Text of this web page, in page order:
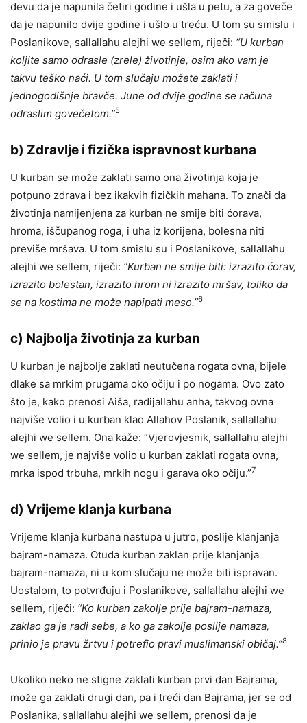
devu da je napunila četiri godine i ušla u petu, a za goveče
da je napunilo dvije godine i ušlo u treću. U tom su smislu i
Poslanikove, sallallahu alejhi we sellem, riječi: “U kurban
koljite samo odrasle (zrele) životinje, osim ako vam je
takvu teško naći. U tom slučaju možete zaklati i
jednogodišnje bravče. June od dvije godine se računa
odraslim govečetom.”5
b) Zdravlje i fizička ispravnost kurbana
U kurban se može zaklati samo ona životinja koja je
potpuno zdrava i bez ikakvih fizičkih mahana. To znači da
životinja namijenjena za kurban ne smije biti ćorava,
hroma, iščupanog roga, i uha iz korijena, bolesna niti
previše mršava. U tom smislu su i Poslanikove, sallallahu
alejhi we sellem, riječi: “Kurban ne smije biti: izrazito ćorav,
izrazito bolestan, izrazito hrom ni izrazito mršav, toliko da
se na kostima ne može napipati meso.”6
c) Najbolja životinja za kurban
U kurban je najbolje zaklati neutučena rogata ovna, bijele
dlake sa mrkim prugama oko očiju i po nogama. Ovo zato
što je, kako prenosi Aiša, radijallahu anha, takvog ovna
najviše volio i u kurban klao Allahov Poslanik, sallallahu
alejhi we sellem. Ona kaže: “Vjerovjesnik, sallallahu alejhi
we sellem, je najviše volio u kurban zaklati rogata ovna,
mrka ispod trbuha, mrkih nogu i garava oko očiju.”7
d) Vrijeme klanja kurbana
Vrijeme klanja kurbana nastupa u jutro, poslije klanjanja
bajram-namaza. Otuda kurban zaklan prije klanjanja
bajram-namaza, ni u kom slučaju ne može biti ispravan.
Uostalom, to potvrđuju i Poslanikove, sallallahu alejhi we
sellem, riječi: “Ko kurban zakolje prije bajram-namaza,
zaklao ga je radi sebe, a ko ga zakolje poslije namaza,
prinio je pravu žrtvu i potrefio pravi muslimanski običaj.”8
Ukoliko neko ne stigne zaklati kurban prvi dan Bajrama,
može ga zaklati drugi dan, pa i treći dan Bajrama, jer se od
Poslanika, sallallahu alejhi we sellem, prenosi da je